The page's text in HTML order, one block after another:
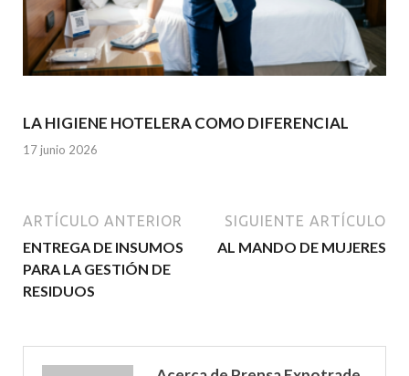
LA HIGIENE HOTELERA COMO DIFERENCIAL
17 junio 2026
ARTÍCULO ANTERIOR
ENTREGA DE INSUMOS
PARA LA GESTIÓN DE
RESIDUOS
SIGUIENTE ARTÍCULO
AL MANDO DE MUJERES